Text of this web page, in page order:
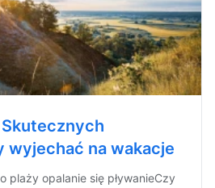
wyjechać na wakacje
plaży opalanie się pływanieCzy